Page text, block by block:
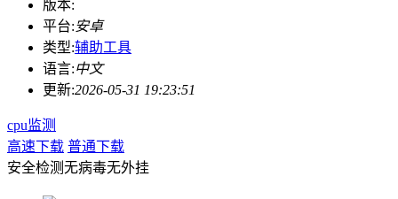
版本:
平台:安卓
类型:辅助工具
语言:中文
更新:2026-05-31 19:23:51
cpu监测
高速下载 普通下载
安全检测无病毒无外挂